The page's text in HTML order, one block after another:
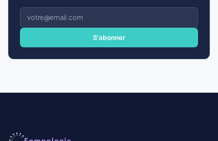
Adresse
e-
S'abonner